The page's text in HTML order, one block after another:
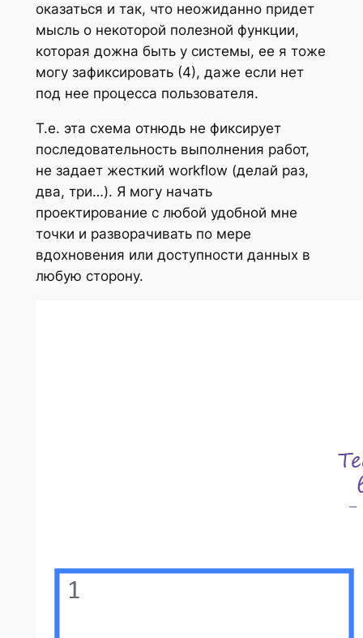
оказаться и так, что неожиданно придет
мысль о некоторой полезной функции,
которая дожна быть у системы, ее я тоже
могу зафиксировать (4), даже если нет
под нее процесса пользователя.
Т.е. эта схема отнюдь не фиксирует
последовательность выполнения работ,
не задает жесткий workflow (делай раз,
два, три…). Я могу начать
проектирование с любой удобной мне
точки и разворачивать по мере
вдохновения или доступности данных в
любую сторону.